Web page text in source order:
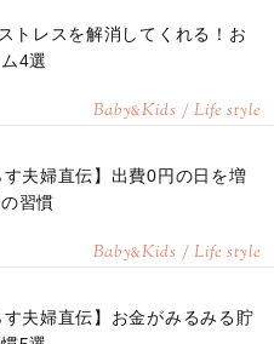
トレスを解消してくれる！お
4選
Baby&Kids / Life style
す夫婦直伝】出費0円の日を増
習慣
Baby&Kids / Life style
す夫婦直伝】お金がみるみる貯